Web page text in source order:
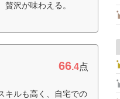
沢が味わえる。
66.4点
キルも高く、自宅での